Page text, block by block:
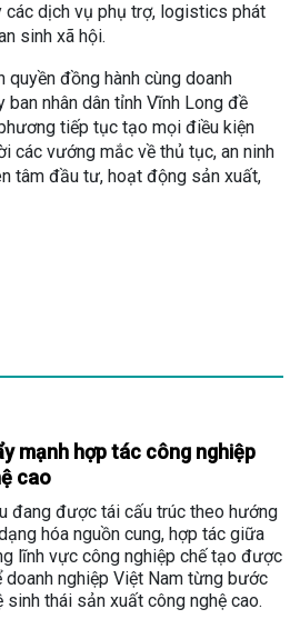
các dịch vụ phụ trợ, logistics phát
sinh xã hội.
quyền đồng hành cùng doanh
ban nhân dân tỉnh Vĩnh Long đề
tiếp tục tạo mọi điều kiện
các vướng mắc về thủ tục, an ninh
tâm đầu tư, hoạt động sản xuất,
mạnh hợp tác công nghiệp
cao
đang được tái cấu trúc theo hướng
hóa nguồn cung, hợp tác giữa
lĩnh vực công nghiệp chế tạo được
nghiệp Việt Nam từng bước
sinh thái sản xuất công nghệ cao.